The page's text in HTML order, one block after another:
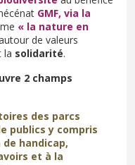
GMF, via la
« la nature en
de valeurs
la solidarité.
2 champs
des parcs
publics y compris
handicap,
et à la